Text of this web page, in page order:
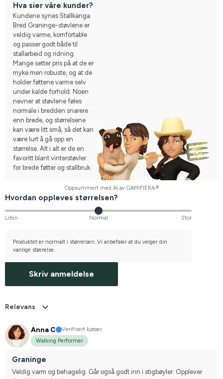
Hva sier våre kunder?
Kundene synes Stallkänga
Bred Graninge-støvlene er
veldig varme, komfortable
og passer godt både til
stallarbeid og ridning.
Mange setter pris på at de er
myke men robuste, og at de
holder føttene varme selv
under kalde forhold. Noen
nevner at støvlene føles
normale i bredden snarere
enn brede, og størrelsene
kan være litt små, så det kan
være lurt å gå opp en
størrelse. Alt i alt er de en
favoritt blant vinterstøvler
for brede føtter og stallbruk.
Oppsummert med AI av GAMIFIERA.®
Hvordan oppleves størrelsen?
Liten Normal Stor
Produktet er normalt i størrelsen. Vi anbefaler at du velger din
vanlige størrelse.
Skriv anmeldelse
Relevans
Anna C
Verifisert kjøper
Walking Performer
Graninge
Veldig varm og behagelig. Går også godt inn i stigbøyler. Opplever